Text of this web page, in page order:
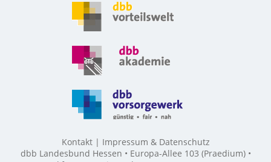
Kontakt
Impressum & Datenschutz
dbb Landesbund Hessen • Europa-Allee 103 (Praedium) •